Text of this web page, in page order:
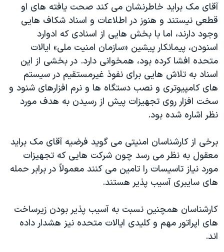
آقای مک براید خاطرنشان می کند صحت یافته های او
قطعی نیستند و هنوز در اطلاعات و اسناد شکاف هایی
وجود دارند، اما با بخش هایی از اسنادی که ادوارد
اسنودن، پیمانکار پیشین «سازمان امنیت ملی» ایالات
متحده افشا کرده بود، همخوانی دارد. در بخشی از این
اسناد به تلاش هایی برای نفوذ غیرمستقیم در سیستم
های کامپیوتری و نصب دستگاه ها و نرم افزارهای شنود و
سخت افزار روی تجهیزات پیش از رسیدن به هدف مورد
نظر اشاره شده بود.
برخی از کارشناسان امنیتی می گوید فرضیه آقای مک براید
معقول به نظر می رسد چون شرکت هایی که تجهیزات
مورد نیاز تاسیسات را تامین می کنند معمولاً در برابر حمله
های سایبری آسیب پذیر هستند.
کارشناسان همچنین نسبت به آسیب پذیر بودن زیرساخت
های اپراتور مهم و کلیدی ایالات متحده نیز هشدار داده
اند.